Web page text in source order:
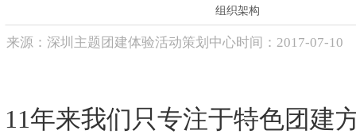
文化名胜古迹
银行保险证券
服务顾问资询
教培政企机构
关于我们
教练团队
组织架构
教练团队
特级培训师-渝生泷
高级培训师-周义军
高级培训师-全鹏举
组织架构
来源： 深圳主题团建体验活动策划中心时间： 2017-07-10
11年来我们只专注于特色团建